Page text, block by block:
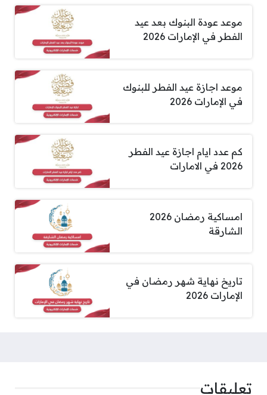
موعد عودة البنوك بعد عيد
الفطر في الإمارات 2026
موعد اجازة عيد الفطر للبنوك
في الإمارات 2026
كم عدد ايام اجازة عيد الفطر
2026 في الامارات
امساكية رمضان 2026
الشارقة
تاريخ نهاية شهر رمضان في
الإمارات 2026
تعليقات